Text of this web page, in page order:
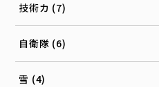
技術カ (7)
自衛隊 (6)
雪 (4)